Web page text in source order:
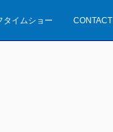
タイムショー CONTACT